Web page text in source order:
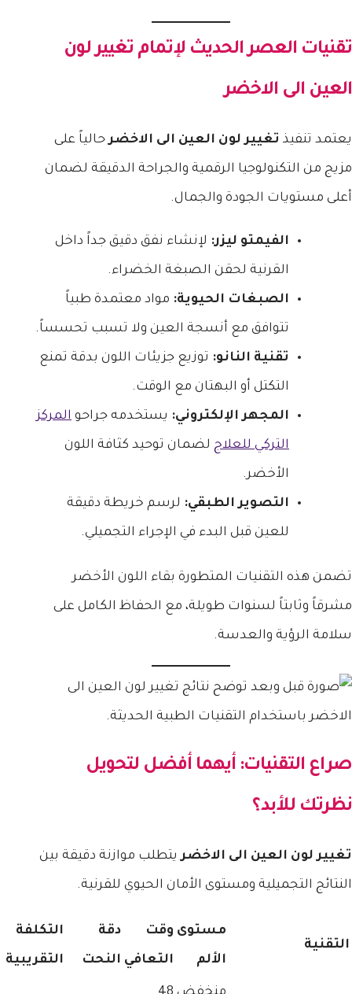
تقنيات العصر الحديث لإتمام تغيير لون
العين الى الاخضر
يعتمد تنفيذ تغيير لون العين الى الاخضرحالياً على
مزيج من التكنولوجيا الرقمية والجراحة الدقيقة لضمان
أعلى مستويات الجودة والجمال.
الفيمتو ليزر: لإنشاء نفق دقيق جداً داخل
القرنية لحقن الصبغة الخضراء.
الصبغات الحيوية: مواد معتمدة طبياً
تتوافق مع أنسجة العين ولا تسبب تحسساً.
تقنية النانو: توزيع جزيئات اللون بدقة تمنع
التكتل أو البهتان مع الوقت.
المجهر الإلكتروني: يستخدمه جراحو المركز
التركي للعلاج لضمان توحيد كثافة اللون
الأخضر.
التصوير الطبقي: لرسم خريطة دقيقة
للعين قبل البدء في الإجراء التجميلي.
تضمن هذه التقنيات المتطورة بقاء اللون الأخضر
مشرقاً وثابتاً لسنوات طويلة، مع الحفاظ الكامل على
سلامة الرؤية والعدسة.
صراع التقنيات: أيهما أفضل لتحويل
نظرتك للأبد؟
تغيير لون العين الى الاخضريتطلب موازنة دقيقة بين
النتائج التجميلية ومستوى الأمان الحيوي للقرنية.
التقنية
مستوى
الألم
وقت
التعافي
دقة
النحت
التكلفة
التقريبية